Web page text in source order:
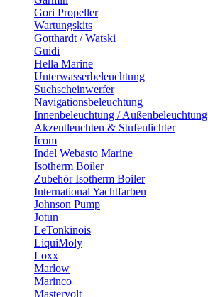
Gori Propeller
Wartungskits
Gotthardt / Watski
Guidi
Hella Marine
Unterwasserbeleuchtung
Suchscheinwerfer
Navigationsbeleuchtung
Innenbeleuchtung / Außenbeleuchtung
Akzentleuchten & Stufenlichter
Icom
Indel Webasto Marine
Isotherm Boiler
Zubehör Isotherm Boiler
International Yachtfarben
Johnson Pump
Jotun
LeTonkinois
LiquiMoly
Loxx
Marlow
Marinco
Mastervolt